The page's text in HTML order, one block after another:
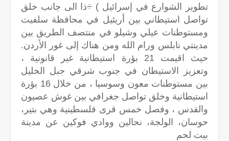
تطوير الشوارع في إسرائيل ) ÷ذا الى جانب خلق
تواصل استيطاني بين أريئيل في محافظة سلفيت
ومستوطنات عيلي وشيلو في منتصف الطريق بين
مدينتي نابلس ورام الله ومن هناك إلى غور الأردن.
حيث اقيمت 21 بؤرة استيطانية غير قانونية ،
وتعزيز الاستيطان في جنوب شرقي جبل الخليل
بين مستوطنات معون وسوسيا ، من خلال 16 بؤرة
استيطانية وخلق تواصل جغرافي بين غوش عصيون
والقدس ، وفصل خمس قرى فلسطينية وهي بتير،
حوسان، الولجة، نحالين ووادي فوكين عن مدينة
بيت لحم